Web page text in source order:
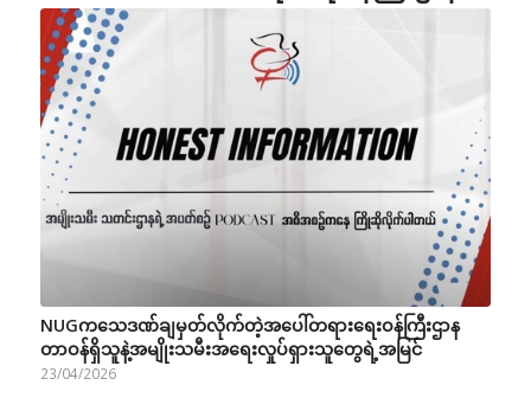
NUGကသေဒဏ်ချမှတ်လိုက်တဲ့အပေါ်တရားရေးဝန်ကြီးဌာန
တာဝန်ရှိသူနဲ့အမျိုးသမီးအရေးလှုပ်ရှားသူတွေရဲ့အမြင်
23/04/2026